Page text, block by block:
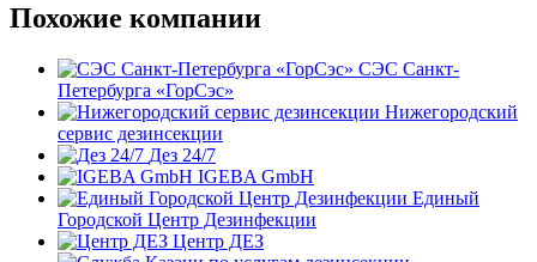
Похожие компании
СЭС Санкт-
Петербурга «ГорСэс»
Нижегородский
сервис дезинсекции
Дез 24/7
IGEBA GmbH
Единый
Городской Центр Дезинфекции
Центр ДЕЗ